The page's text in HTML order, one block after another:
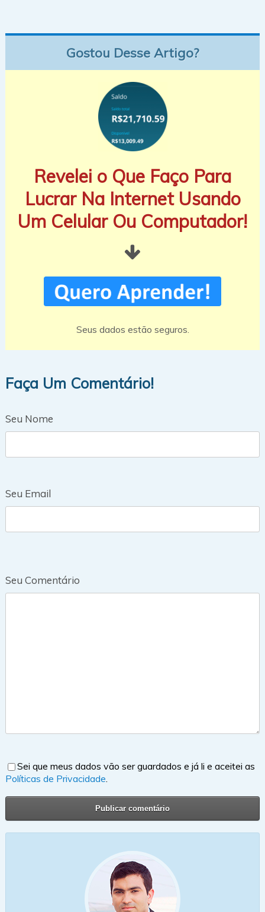
Gostou Desse Artigo?
Revelei o Que Faço Para
Lucrar Na Internet Usando
Um Celular Ou Computador!
Seus dados estão seguros.
Faça Um Comentário!
Seu Nome
Seu Email
Seu Comentário
Sei que meus dados vão ser guardados e já li e aceitei as
Políticas de Privacidade.